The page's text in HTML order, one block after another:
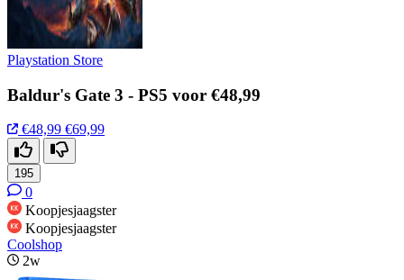
Playstation Store
Baldur's Gate 3 - PS5 voor €48,99
€48,99 €69,99
195
0
Koopjesjaagster
Koopjesjaagster
Coolshop
2w